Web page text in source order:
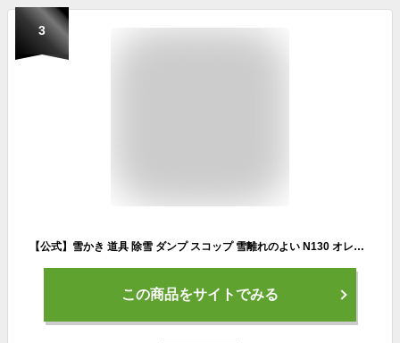
3
【公式】雪かき 道具 除雪 ダンプ スコップ 雪離れのよい N130 オレンジ 用品 スコップ シャベル 軽量 雪おろし スノー 用品 アイリスオーヤマ
この商品をサイトでみる